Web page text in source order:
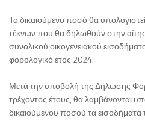
Το δικαιούμενο ποσό θα
τέκνων που θα δηλωθούν στην
συνολικού οικογενειακού
φορολογικό έτος 2024.
Μετά την υποβολή της Δήλωσης
τρέχοντος έτους, θα λαμβάνονται
δικαιούμενου ποσού τα